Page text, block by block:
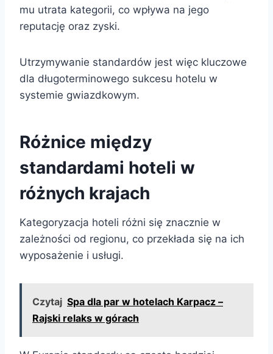
mu utrata kategorii, co wpływa na jego
reputację oraz zyski.
Utrzymywanie standardów jest więc kluczowe
dla długoterminowego sukcesu hotelu w
systemie gwiazdkowym.
Różnice między
standardami hoteli w
różnych krajach
Kategoryzacja hoteli różni się znacznie w
zależności od regionu, co przekłada się na ich
wyposażenie i usługi.
Czytaj Spa dla par w hotelach Karpacz –
Rajski relaks w górach